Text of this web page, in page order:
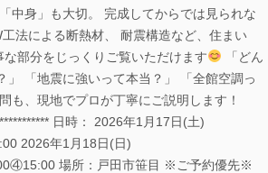
中身」も大切。 完成してからでは見られな
法による断熱材、 耐震構造など、住まい
な部分をじっくりご覧いただけます
「どん
」 「地震に強いって本当？」 「全館空調っ
も、現地でプロが丁寧にご説明します！
日時： 2026年1月17日(土)
2026年1月18日(日)
場所：戸田市笹目 ※ご予約優先※